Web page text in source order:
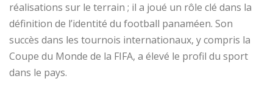
réalisations sur le terrain ; il a joué un rôle clé dans la
définition de l’identité du football panaméen. Son
succès dans les tournois internationaux, y compris la
Coupe du Monde de la FIFA, a élevé le profil du sport
dans le pays.